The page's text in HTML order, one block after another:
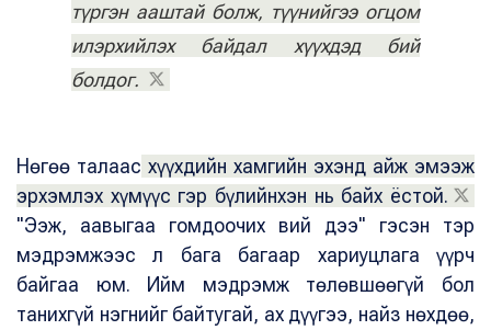
түргэн ааштай болж, түүнийгээ огцом
илэрхийлэх байдал хүүхдэд бий
болдог.
Нөгөө талаас хүүхдийн хамгийн эхэнд айж эмээж
эрхэмлэх хүмүүс гэр бүлийнхэн нь байх ёстой.
"Ээж, аавыгаа гомдоочих вий дээ" гэсэн тэр
мэдрэмжээс л бага багаар хариуцлага үүрч
байгаа юм. Ийм мэдрэмж төлөвшөөгүй бол
танихгүй нэгнийг байтугай, ах дүүгээ, найз нөхдөө,